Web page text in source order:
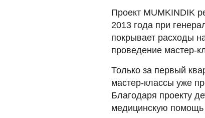
Проект MUMKINDIK
2013 года при
покрывает расходы
проведение мастер-
Только за первый
мастер-классы уже
Благодаря проекту
медицинскую помощь